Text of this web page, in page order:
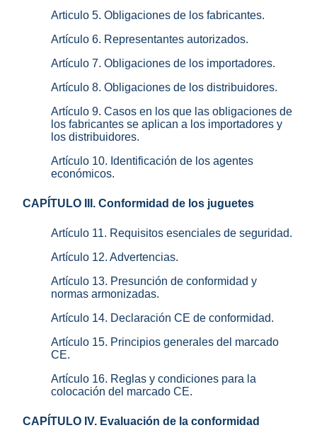
Articulo 5. Obligaciones de los fabricantes.
Artículo 6. Representantes autorizados.
Artículo 7. Obligaciones de los importadores.
Artículo 8. Obligaciones de los distribuidores.
Artículo 9. Casos en los que las obligaciones de
los fabricantes se aplican a los importadores y
los distribuidores.
Artículo 10. Identificación de los agentes
económicos.
CAPÍTULO III. Conformidad de los juguetes
Artículo 11. Requisitos esenciales de seguridad.
Artículo 12. Advertencias.
Artículo 13. Presunción de conformidad y
normas armonizadas.
Artículo 14. Declaración CE de conformidad.
Artículo 15. Principios generales del marcado
CE.
Artículo 16. Reglas y condiciones para la
colocación del marcado CE.
CAPÍTULO IV. Evaluación de la conformidad